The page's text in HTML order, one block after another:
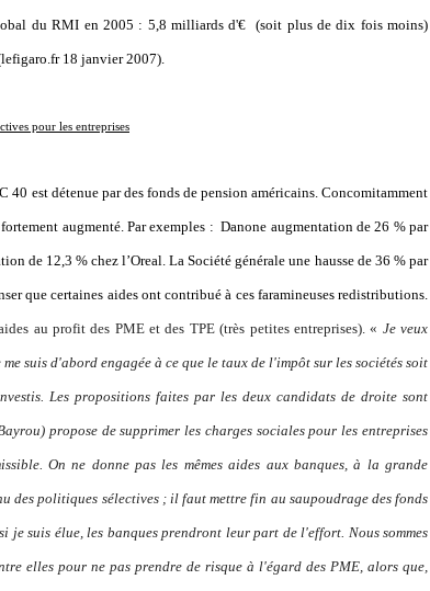
du RMI en 2005 : 5,8 milliards d'€ (soit plus de dix fois moins)
18 janvier 2007).
pour les entreprises
est détenue par des fonds de pension américains. Concomitamment
augmenté.Par exemples : Danone augmentation de 26 % par
de 12,3 % chez l’Oreal. La Société générale une hausse de 36 % par
que certaines aides ont contribué à ces faramineuses redistributions.
au profit des PME et des TPE (très petites entreprises). « Je veux
suis d'abord engagée à ce que le taux de l'impôt sur les sociétés soit
Les propositions faites par les deux candidats de droite sont
propose de supprimer les charges sociales pour les entreprises
On ne donne pas les mêmes aides aux banques, à la grande
des politiques sélectives ; il faut mettre fin au saupoudrage des fonds
je suis élue, les banques prendront leur part de l'effort. Nous sommes
elles pour ne pas prendre de risque à l'égard des PME, alors que,